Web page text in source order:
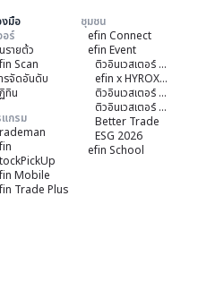
มือ
อร์
รายต้ว
Scan
รจัดอันดับ
ทิน
แกรม
Mobile
Trade Plus
ชุมชน
efin Connect
efin Event
ติวอินเวสเตอร์ ON TOUR "หาดใหญ่" 2026
efin x HYROX Training Class
ติวอินเวสเตอร์ ON TOUR "ชลบุรี" 2026
ติวอินเวสเตอร์ ON TOUR “เชียงใหม่” 2026
Better Trade
ESG 2026
efin School